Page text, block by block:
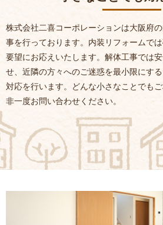
株式会社二喜コーポレーションは大阪府
事を行っております。 内装リフォームで
要望にお応えいたします。 解体工事では
せ、 近隣の方々へのご迷惑を最小限にす
対応を行います。
どんな小さなことでも
非一度お問い合わせください。